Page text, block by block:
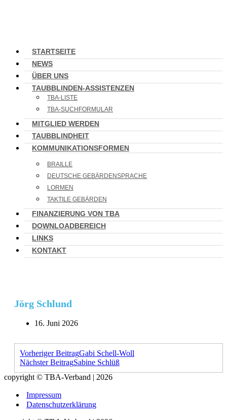
STARTSEITE
NEWS
ÜBER UNS
TAUBBLINDEN-ASSISTENZEN
TBA-LISTE
TBA-SUCHFORMULAR
MITGLIED WERDEN
TAUBBLINDHEIT
KOMMUNIKATIONSFORMEN
BRAILLE
DEUTSCHE GEBÄRDENSPRACHE
LORMEN
TAKTILE GEBÄRDEN
FINANZIERUNG VON TBA
DOWNLOADBEREICH
LINKS
KONTAKT
Jörg Schlund
16. Juni 2026
Vorheriger BeitragGabi Schell-Woll
Nächster BeitragSabine Schlüß
copyright © TBA-Verband | 2026
Impressum
Datenschutzerklärung